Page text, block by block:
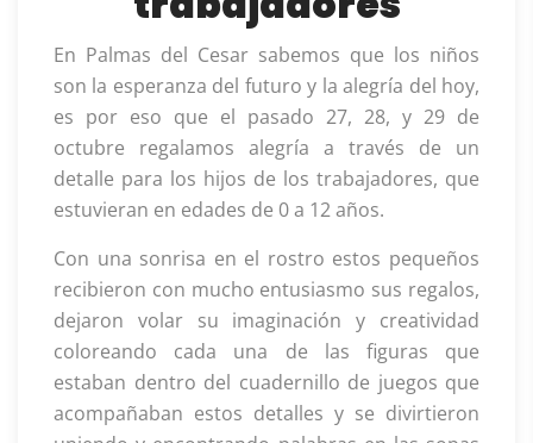
En Palmas del Cesar sabemos que los niños
son la esperanza del futuro y la alegría del hoy,
es por eso que el pasado 27, 28, y 29 de
octubre regalamos alegría a través de un
detalle para los hijos de los trabajadores, que
estuvieran en edades de 0 a 12 años.
Con una sonrisa en el rostro estos pequeños
recibieron con mucho entusiasmo sus regalos,
dejaron volar su imaginación y creatividad
coloreando cada una de las figuras que
estaban dentro del cuadernillo de juegos que
acompañaban estos detalles y se divirtieron